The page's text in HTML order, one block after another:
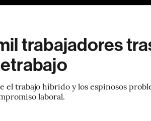
trabajadores
el trabajo híbrido y los espinosos
laboral.